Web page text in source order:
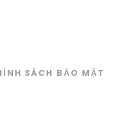
SÁCH BẢO MẬT